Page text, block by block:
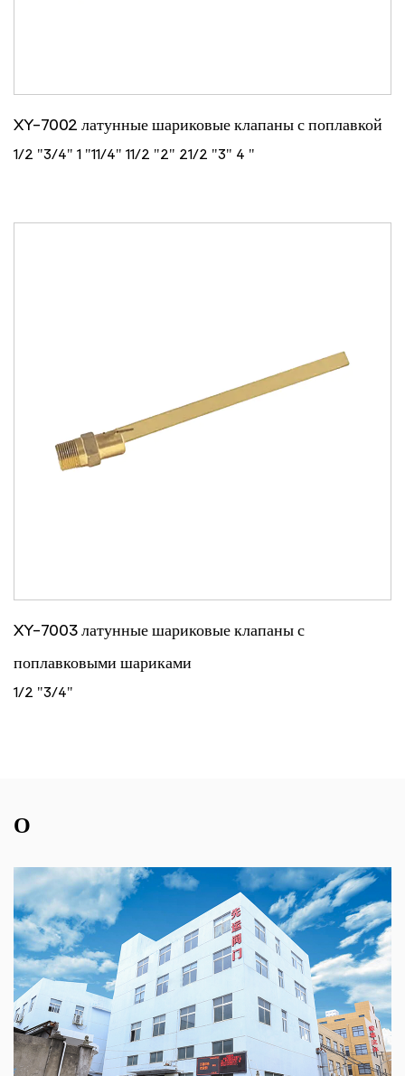
XY-7002 латунные шариковые клапаны с поплавкой
1/2 "3/4" 1 "11/4" 11/2 "2" 21/2 "3" 4 "
XY-7003 латунные шариковые клапаны с
поплавковыми шариками
1/2 "3/4"
О